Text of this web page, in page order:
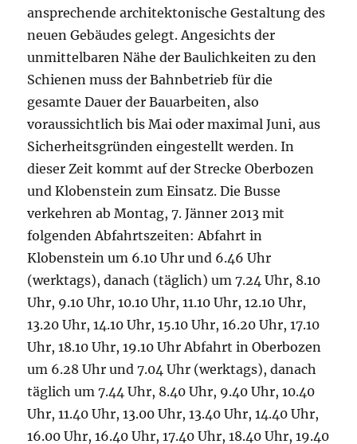
ansprechende architektonische Gestaltung des
neuen Gebäudes gelegt. Angesichts der
unmittelbaren Nähe der Baulichkeiten zu den
Schienen muss der Bahnbetrieb für die
gesamte Dauer der Bauarbeiten, also
voraussichtlich bis Mai oder maximal Juni, aus
Sicherheitsgründen eingestellt werden. In
dieser Zeit kommt auf der Strecke Oberbozen
und Klobenstein zum Einsatz. Die Busse
verkehren ab Montag, 7. Jänner 2013 mit
folgenden Abfahrtszeiten: Abfahrt in
Klobenstein um 6.10 Uhr und 6.46 Uhr
(werktags), danach (täglich) um 7.24 Uhr, 8.10
Uhr, 9.10 Uhr, 10.10 Uhr, 11.10 Uhr, 12.10 Uhr,
13.20 Uhr, 14.10 Uhr, 15.10 Uhr, 16.20 Uhr, 17.10
Uhr, 18.10 Uhr, 19.10 Uhr Abfahrt in Oberbozen
um 6.28 Uhr und 7.04 Uhr (werktags), danach
täglich um 7.44 Uhr, 8.40 Uhr, 9.40 Uhr, 10.40
Uhr, 11.40 Uhr, 13.00 Uhr, 13.40 Uhr, 14.40 Uhr,
16.00 Uhr, 16.40 Uhr, 17.40 Uhr, 18.40 Uhr, 19.40